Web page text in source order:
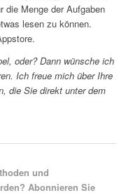
die Menge der Aufgaben
lesen zu können.
oder? Dann wünsche ich
Ich freue mich über Ihre
die Sie direkt unter dem
und
Abonnieren Sie